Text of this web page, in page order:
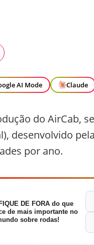
AI Mode Claude
do AirCab,
desenvolvido
por ano.
DE FORA do que
de mais importante no
sobre rodas!